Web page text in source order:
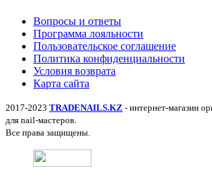
Вопросы и ответы
Программа лояльности
Пользовательское соглашение
Политика конфиденциальности
Условия возврата
Карта сайта
2017-2023 TRADENAILS.KZ - интернет-магазин
для nail-мастеров.
Все права защищены.